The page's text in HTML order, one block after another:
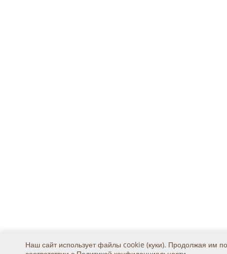
Наш сайт использует файлы cookie (куки). Продолжая им